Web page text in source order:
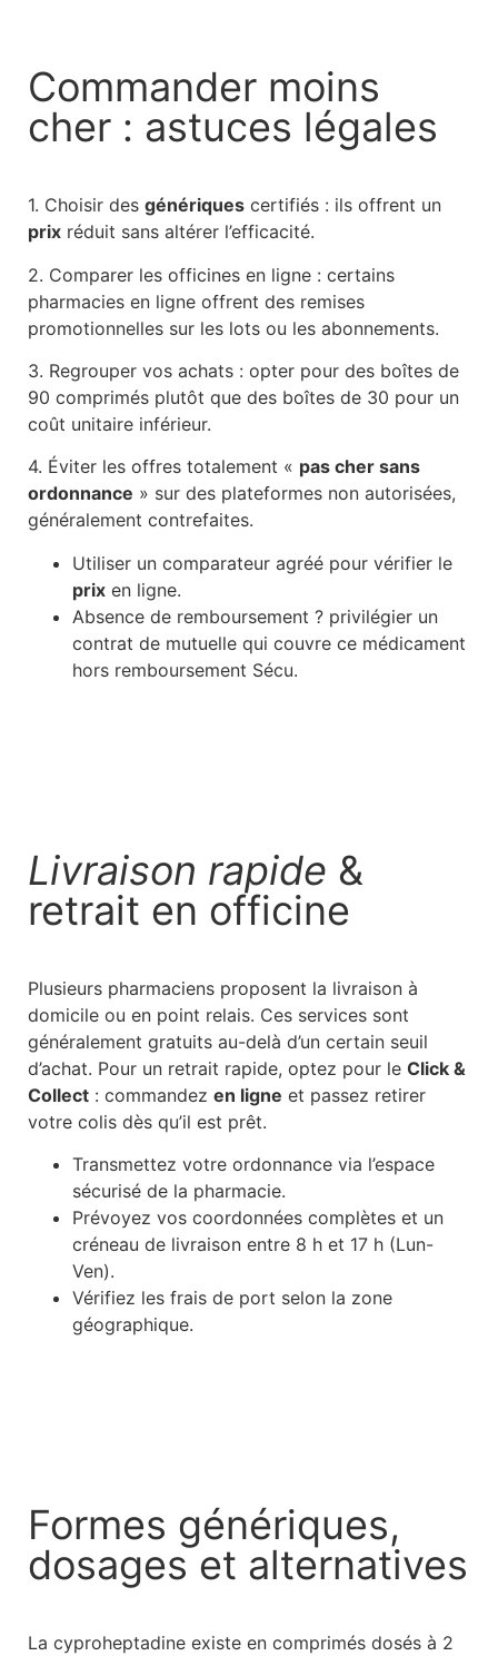
Commander moins
cher : astuces légales
1. Choisir des génériques certifiés : ils offrent un
prix réduit sans altérer l’efficacité.
2. Comparer les officines en ligne : certains
pharmacies en ligne offrent des remises
promotionnelles sur les lots ou les abonnements.
3. Regrouper vos achats : opter pour des boîtes de
90 comprimés plutôt que des boîtes de 30 pour un
coût unitaire inférieur.
4. Éviter les offres totalement « pas cher sans
ordonnance » sur des plateformes non autorisées,
généralement contrefaites.
Utiliser un comparateur agréé pour vérifier le
prix en ligne.
Absence de remboursement ? privilégier un
contrat de mutuelle qui couvre ce médicament
hors remboursement Sécu.
Livraison rapide &
retrait en officine
Plusieurs pharmaciens proposent la livraison à
domicile ou en point relais. Ces services sont
généralement gratuits au-delà d’un certain seuil
d’achat. Pour un retrait rapide, optez pour le Click &
Collect : commandez en ligne et passez retirer
votre colis dès qu’il est prêt.
Transmettez votre ordonnance via l’espace
sécurisé de la pharmacie.
Prévoyez vos coordonnées complètes et un
créneau de livraison entre 8 h et 17 h (Lun-
Ven).
Vérifiez les frais de port selon la zone
géographique.
Formes génériques,
dosages et alternatives
La cyproheptadine existe en comprimés dosés à 2